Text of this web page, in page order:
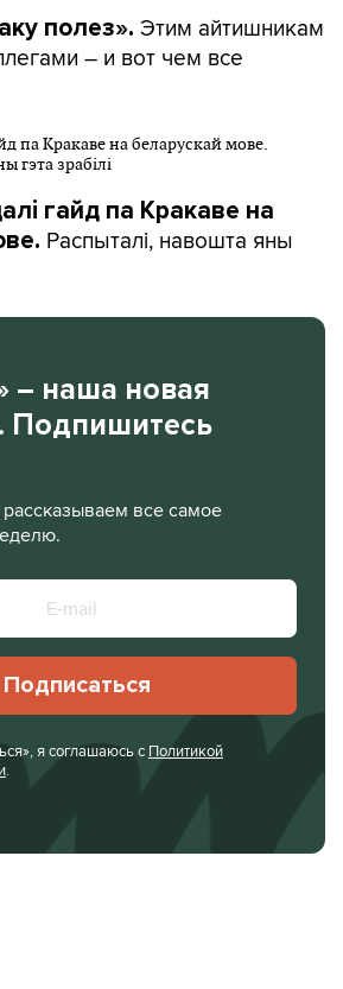
полез». Этим айтишникам
– и вот чем все
гайд па Кракаве на
Распыталі, навошта яны
– наша новая
Подпишитесь
все самое
Подписаться
я соглашаюсь с Политикой
.